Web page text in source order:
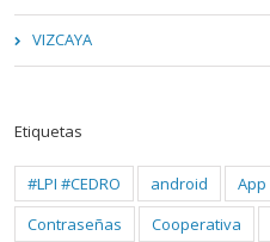
VIZCAYA
Etiquetas
#LPI #CEDRO android
Contraseñas
Cooperativa